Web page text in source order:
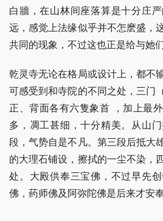
白牆，在山林间座落算是十分庄
远，感觉上法缘似乎并不怎麽盛，
共同的现象，不过这也正是给与她
乾灵寺无论在格局或设计上，都不
可感受到和寺院的不同之处，三门
正、背面各有六隻象首 ，加上最
多，凋工甚细，十分精美。从山
段，气势自是不凡。第三段后抵大
的大理石铺设，擦拭的一尘不染，
处。大殿供奉三宝佛，不过早先
佛，药师佛及阿弥陀佛是后来才安奉